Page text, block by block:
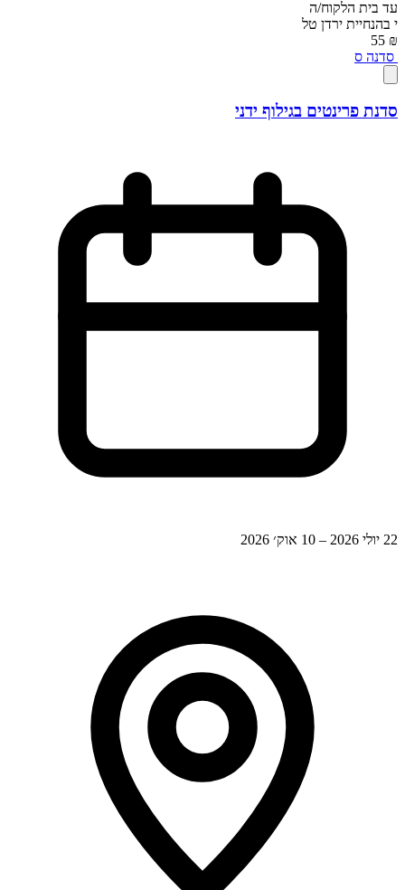
עד בית הלקוח/ה
י בהנחיית ירדן טל
₪ 55
סדנה ס
סדנת פרינטים בגילוף ידני
22 יולי 2026 – 10 אוק׳ 2026